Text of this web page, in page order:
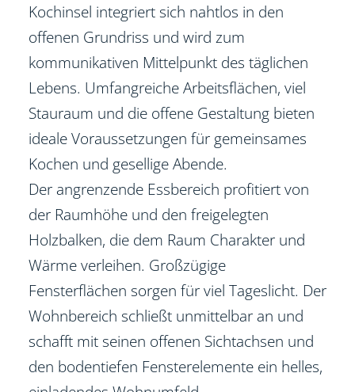
Kochinsel integriert sich nahtlos in den
offenen Grundriss und wird zum
kommunikativen Mittelpunkt des täglichen
Lebens. Umfangreiche Arbeitsflächen, viel
Stauraum und die offene Gestaltung bieten
ideale Voraussetzungen für gemeinsames
Kochen und gesellige Abende.
Der angrenzende Essbereich profitiert von
der Raumhöhe und den freigelegten
Holzbalken, die dem Raum Charakter und
Wärme verleihen. Großzügige
Fensterflächen sorgen für viel Tageslicht. Der
Wohnbereich schließt unmittelbar an und
schafft mit seinen offenen Sichtachsen und
den bodentiefen Fensterelemente ein helles,